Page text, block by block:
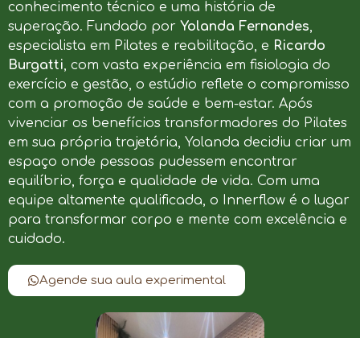
conhecimento técnico e uma história de
superação. Fundado por Yolanda Fernandes,
especialista em Pilates e reabilitação, e Ricardo
Burgatti, com vasta experiência em fisiologia do
exercício e gestão, o estúdio reflete o compromisso
com a promoção de saúde e bem-estar. Após
vivenciar os benefícios transformadores do Pilates
em sua própria trajetória, Yolanda decidiu criar um
espaço onde pessoas pudessem encontrar
equilíbrio, força e qualidade de vida. Com uma
equipe altamente qualificada, o Innerflow é o lugar
para transformar corpo e mente com excelência e
cuidado.
Agende sua aula experimental